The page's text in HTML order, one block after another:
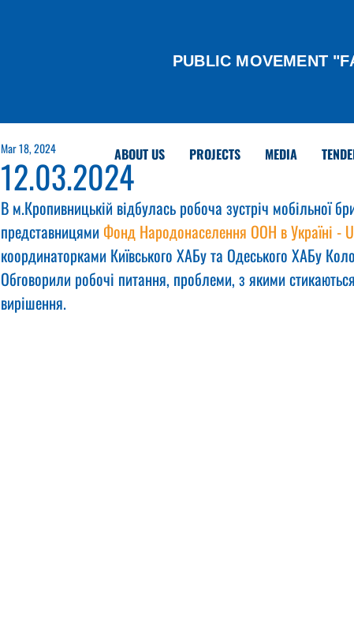
PUBLIC MOVEMENT
ABOUT US PROJECTS MEDIA
12.03.2024
Mar 18, 2024
В м.Кропивницькій відбулась робоча зустріч мобільної
представницями Фонд Народонаселення ООН в Україні -
координаторками Київського ХАБу та Одеського ХАБу
Обговорили робочі питання, проблеми, з якими
вирішення.